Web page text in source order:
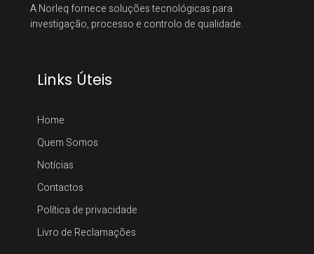
A Norleq fornece soluções tecnológicas para
investigação, processo e controlo de qualidade.
Links Úteis
Home
Quem Somos
Notícias
Contactos
Política de privacidade
Livro de Reclamações